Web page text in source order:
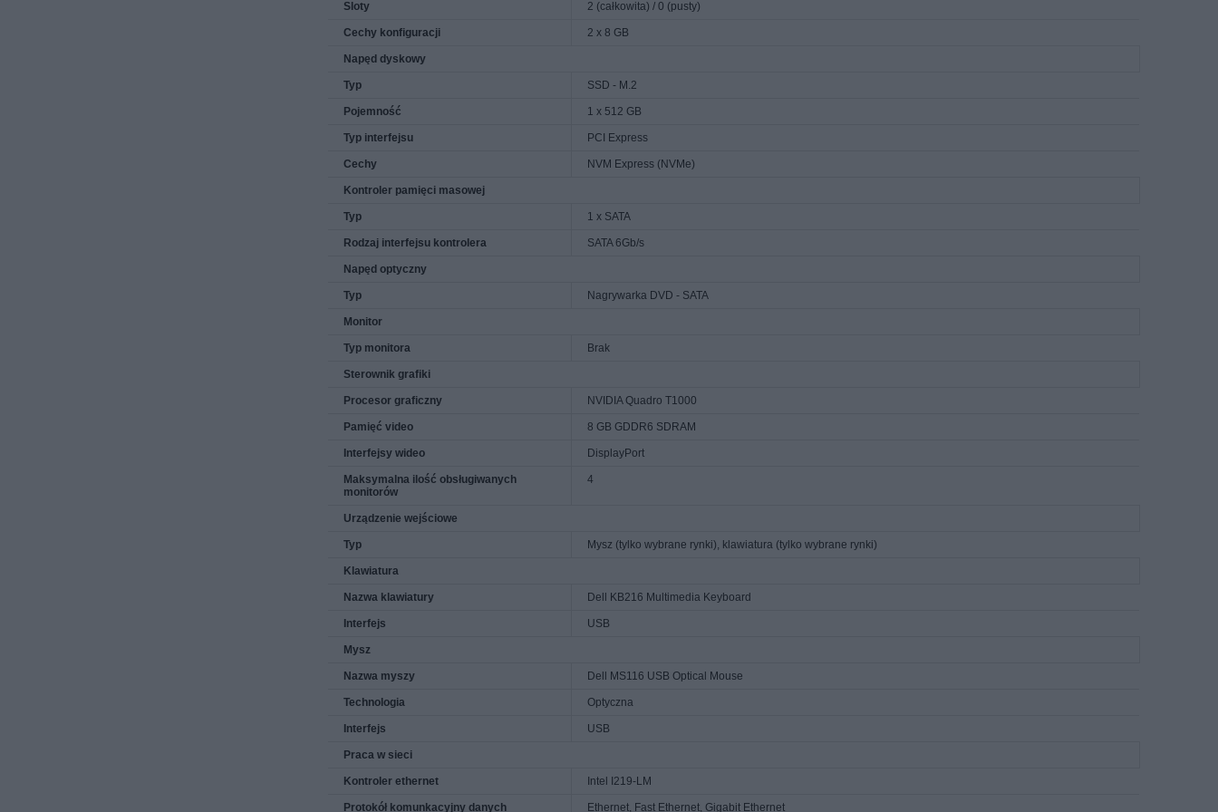
Sloty 2 (całkowita) / 0 (pusty)
Cechy konfiguracji 2 x 8 GB
Napęd dyskowy
Typ SSD - M.2
Pojemność 1 x 512 GB
Typ interfejsu PCI Express
Cechy NVM Express (NVMe)
Kontroler pamięci masowej
Typ 1 x SATA
Rodzaj interfejsu kontrolera SATA 6Gb/s
Napęd optyczny
Typ Nagrywarka DVD - SATA
Monitor
Typ monitora Brak
Sterownik grafiki
Procesor graficzny NVIDIA Quadro T1000
Pamięć video 8 GB GDDR6 SDRAM
Interfejsy wideo DisplayPort
Maksymalna ilość obsługiwanych
monitorów
4
Urządzenie wejściowe
Typ Mysz (tylko wybrane rynki), klawiatura (tylko wybrane rynki)
Klawiatura
Nazwa klawiatury Dell KB216 Multimedia Keyboard
Interfejs USB
Mysz
Nazwa myszy Dell MS116 USB Optical Mouse
Technologia Optyczna
Interfejs USB
Praca w sieci
Kontroler ethernet Intel I219-LM
Protokół komunkacyjny danych Ethernet, Fast Ethernet, Gigabit Ethernet